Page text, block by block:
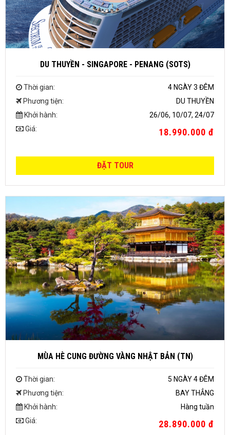
DU THUYỀN - SINGAPORE - PENANG (SOTS)
Thời gian:
4 NGÀY 3 ĐÊM
Phương tiện:
DU THUYỀN
Khởi hành:
26/06, 10/07, 24/07
Giá:
18.990.000 đ
ĐẶT TOUR
MÙA HÈ CUNG ĐƯỜNG VÀNG NHẬT BẢN (TN)
Thời gian:
5 NGÀY 4 ĐÊM
Phương tiện:
BAY THẲNG
Khởi hành:
Hàng tuần
Giá:
28.890.000 đ